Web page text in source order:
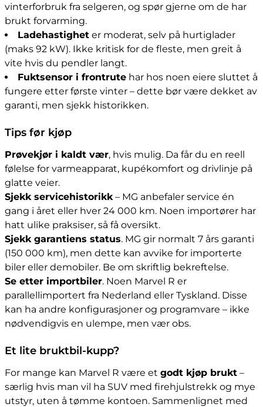
vinterforbruk fra selgeren, og spør gjerne om de har
brukt forvarming.
Ladehastighet er moderat, selv på hurtiglader
(maks 92 kW). Ikke kritisk for de fleste, men greit å
vite hvis du pendler langt.
Fuktsensor i frontrute har hos noen eiere sluttet å
fungere etter første vinter – dette bør være dekket av
garanti, men sjekk historikken.
Tips før kjøp
Prøvekjør i kaldt vær, hvis mulig. Da får du en reell
følelse for varmeapparat, kupékomfort og drivlinje på
glatte veier.
Sjekk servicehistorikk– MG anbefaler service én
gang i året eller hver 24 000 km. Noen importører har
hatt ulike praksiser, så få oversikt.
Sjekk garantiens status. MG gir normalt 7 års garanti
(150 000 km), men dette kan avvike for importerte
biler eller demobiler. Be om skriftlig bekreftelse.
Se etter importbiler. Noen Marvel R er
parallellimportert fra Nederland eller Tyskland. Disse
kan ha andre konfigurasjoner og programvare – ikke
nødvendigvis en ulempe, men vær obs.
Et lite bruktbil-kupp?
For mange kan Marvel R være et godt kjøp brukt –
særlig hvis man vil ha SUV med firehjulstrekk og mye
utstyr, uten å tømme kontoen. Sammenlignet med